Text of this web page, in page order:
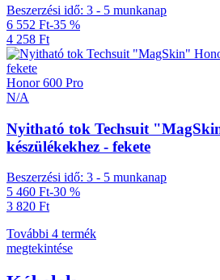
Beszerzési idő: 3 - 5 munkanap
6 552 Ft-35 %
4 258 Ft
Honor 600 Pro
N/A
Nyitható tok Techsuit
készülékekhez - fekete
Beszerzési idő: 3 - 5 munkanap
5 460 Ft-30 %
3 820 Ft
További 4 termék
megtekintése